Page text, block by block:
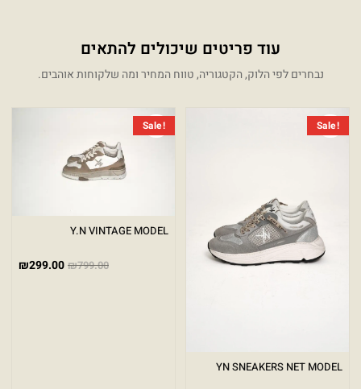
עוד פריטים שיכולים להתאים
נבחרים לפי הלוק, הקטגוריה, טווח המחיר ומה שלקוחות אוהבים.
Sale!
YN SNEAKERS NET MODEL
המחיר המקורי היה: ₪849.00.
המחיר הנוכחי הוא: ₪299.00.
Sale!
Y.N VINTAGE MODEL
₪799.00
₪299.00